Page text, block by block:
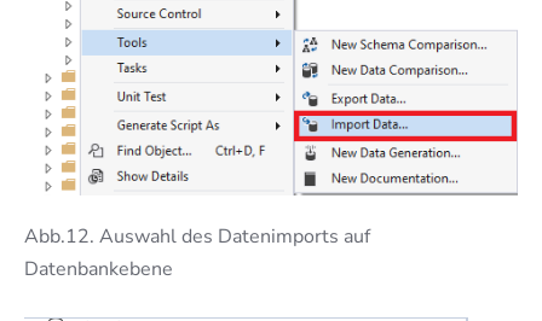
Abb.12. Auswahl des Datenimports auf
Datenbankebene